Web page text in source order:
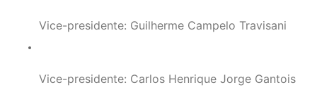
Vice-presidente: Guilherme Campelo Travisani
Vice-presidente: Carlos Henrique Jorge Gantois